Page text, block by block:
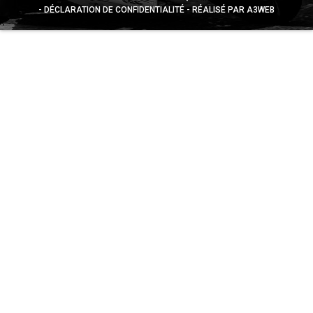
DÉCLARATION DE CONFIDENTIALITÉ
RÉALISÉ PAR A3WEB